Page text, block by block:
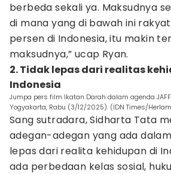
berbeda sekali ya. Maksudnya
di mana yang di bawah ini
persen di Indonesia, itu makin
maksudnya,” ucap Ryan.
2. Tidak lepas dari realitas
Indonesia
Jumpa pers film Ikatan Darah dalam agenda
Yogyakarta, Rabu (3/12/2025). (IDN Times/
Sang sutradara, Sidharta Tata
adegan-adegan yang ada
lepas dari realita kehidupan di
ada perbedaan kelas sosial,